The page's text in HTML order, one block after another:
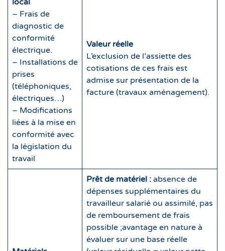
local
– Frais de
diagnostic de
conformité
électrique.
– Installations de
prises
(téléphoniques,
électriques…)
– Modifications
liées à la mise en
conformité avec
la législation du
travail
Valeur réelle
L’exclusion de l’assiette des
cotisations de ces frais est
admise sur présentation de la
facture (travaux aménagement).
Prêt de matériel : absence de
dépenses supplémentaires du
travailleur salarié ou assimilé, pas
de remboursement de frais
possible ;avantage en nature à
évaluer sur une base réelle